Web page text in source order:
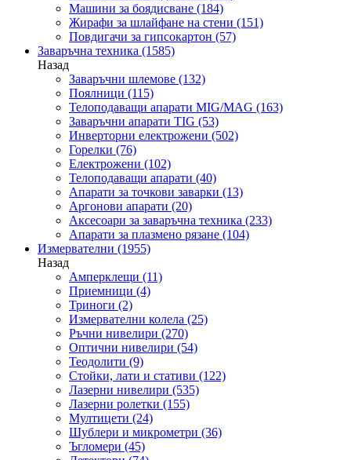
Машини за боядисване (184)
Жирафи за шлайфане на стени (151)
Повдигачи за гипсокартон (57)
Заваръчна техника (1585)
Назад
Заваръчни шлемове (132)
Поялници (115)
Телоподаващи апарати MIG/MAG (163)
Заваръчни апарати TIG (53)
Инверторни електрожени (502)
Горелки (76)
Електрожени (102)
Телоподаващи апарати (40)
Апарати за точкови заварки (13)
Аргонови апарати (20)
Аксесоари за заваръчна техника (233)
Апарати за плазмено рязане (104)
Измервателни (1955)
Назад
Амперклещи (11)
Приемници (4)
Триноги (2)
Измервателни колела (25)
Ръчни нивелири (270)
Оптични нивелири (54)
Теодолити (9)
Стойки, лати и стативи (122)
Лазерни нивелири (535)
Лазерни ролетки (155)
Мултицети (24)
Шублери и микрометри (36)
Ъгломери (45)